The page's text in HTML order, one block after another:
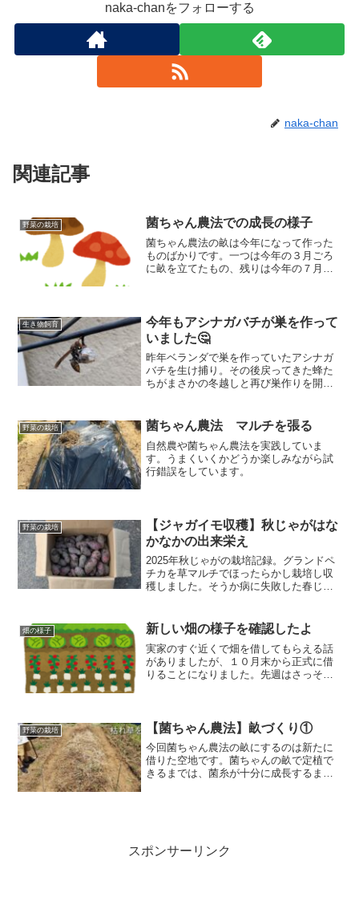
naka-chanをフォローする
naka-chan
関連記事
野菜の栽培 菌ちゃん農法での成長の様子
菌ちゃん農法の畝は今年になって作った
ものばかりです。一つは今年の３月ごろ
に畝を立てたもの、残りは今年の７月～
入れなくても成長するというものです。
菌糸が畑中に広がっていれば野菜がうま
く育ってくれるはずです。
生き物飼育
今年もアシナガバチが巣を作って
いました🤔
昨年ベランダで巣を作っていたアシナガ
バチを生け捕り。その後戻ってきた蜂た
ちがまさかの冬越しと再び巣作りを開
野菜の栽培 菌ちゃん農法 マルチを張る
自然農や菌ちゃん農法を実践していま
す。うまくいくかどうか楽しみながら試
行錯誤をしています。
野菜の栽培
【ジャガイモ収穫】秋じゃがはな
かなかの出来栄え
2025年秋じゃがの栽培記録。グランドペ
チカを草マルチでほったらかし栽培し収
穫しました。そうか病に失敗した春じゃ
いて紹介します。
畑の様子 新しい畑の様子を確認したよ
実家のすぐ近くで畑を借してもらえる話
がありましたが、１０月末から正式に借
りることになりました。先週はさっそく
野菜の栽培 【菌ちゃん農法】畝づくり①
今回菌ちゃん農法の畝にするのは新たに
借りた空地です。菌ちゃんの畝で定植で
きるまでは、菌糸が十分に成長するまで
スポンサーリンク